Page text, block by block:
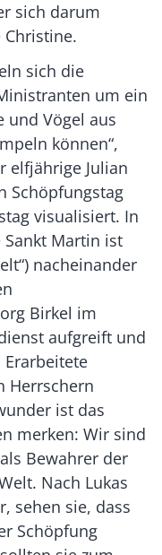
sich darum
sich die
um ein
und Vögel aus
können“,
elfjährige Julian
Schöpfungstag
visualisiert. In
Sankt Martin ist
nacheinander
Birkel im
aufgreift und
Herrschern
ist das
merken: Wir sind
Bewahrer der
Nach Lukas
sehen sie, dass
Schöpfung